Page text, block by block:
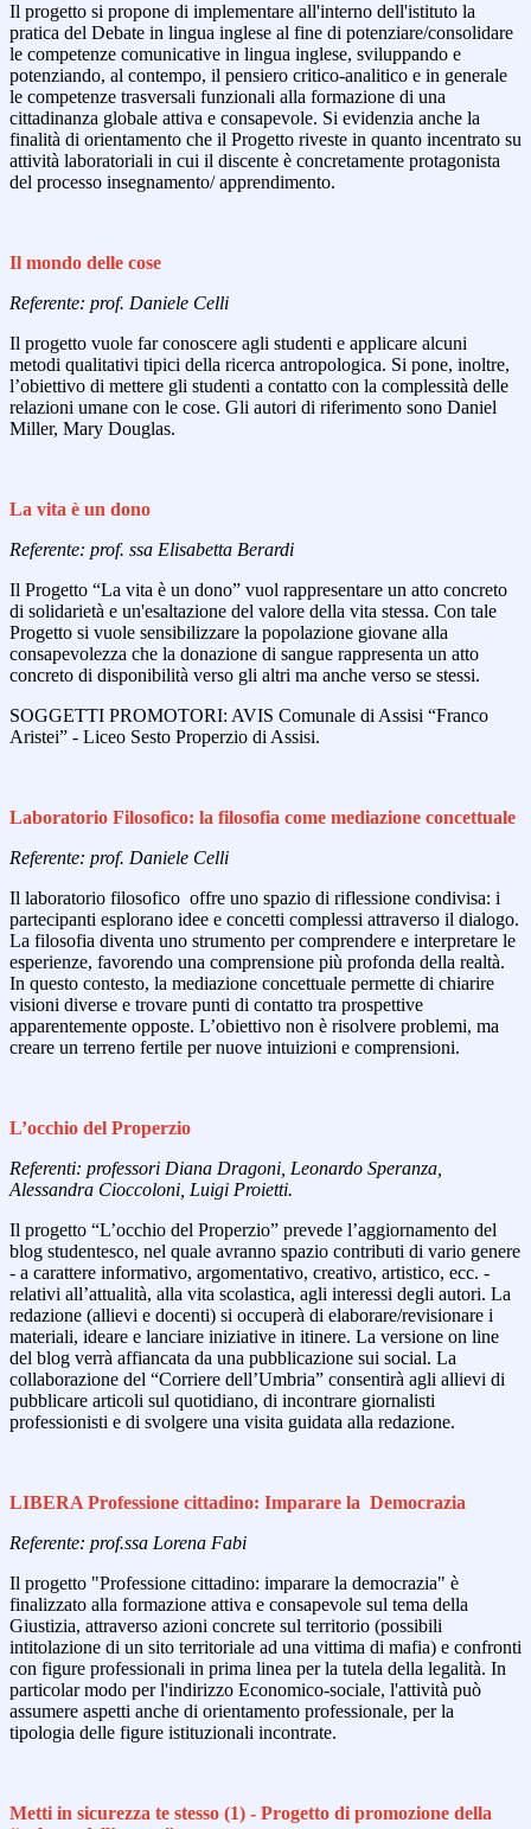
Il progetto si propone di implementare all'interno dell'istituto la
pratica del Debate in lingua inglese al fine di potenziare/consolidare
le competenze comunicative in lingua inglese, sviluppando e
potenziando, al contempo, il pensiero critico-analitico e in generale
le competenze trasversali funzionali alla formazione di una
cittadinanza globale attiva e consapevole. Si evidenzia anche la
finalità di orientamento che il Progetto riveste in quanto incentrato su
attività laboratoriali in cui il discente è concretamente protagonista
del processo insegnamento/ apprendimento.
Il mondo delle cose
Referente: prof. Daniele Celli
Il progetto vuole far conoscere agli studenti e applicare alcuni
metodi qualitativi tipici della ricerca antropologica. Si pone, inoltre,
l’obiettivo di mettere gli studenti a contatto con la complessità delle
relazioni umane con le cose. Gli autori di riferimento sono Daniel
Miller, Mary Douglas.
La vita è un dono
Referente: prof. ssa Elisabetta Berardi
Il Progetto “La vita è un dono” vuol rappresentare un atto concreto
di solidarietà e un'esaltazione del valore della vita stessa. Con tale
Progetto si vuole sensibilizzare la popolazione giovane alla
consapevolezza che la donazione di sangue rappresenta un atto
concreto di disponibilità verso gli altri ma anche verso se stessi.
SOGGETTI PROMOTORI: AVIS Comunale di Assisi “Franco
Aristei” - Liceo Sesto Properzio di Assisi.
Laboratorio Filosofico: la filosofia come mediazione concettuale
Referente: prof. Daniele Celli
Il laboratorio filosofico offre uno spazio di riflessione condivisa: i
partecipanti esplorano idee e concetti complessi attraverso il dialogo.
La filosofia diventa uno strumento per comprendere e interpretare le
esperienze, favorendo una comprensione più profonda della realtà.
In questo contesto, la mediazione concettuale permette di chiarire
visioni diverse e trovare punti di contatto tra prospettive
apparentemente opposte. L’obiettivo non è risolvere problemi, ma
creare un terreno fertile per nuove intuizioni e comprensioni.
L’occhio del Properzio
Referenti: professori Diana Dragoni, Leonardo Speranza,
Alessandra Cioccoloni, Luigi Proietti.
Il progetto “L’occhio del Properzio” prevede l’aggiornamento del
blog studentesco, nel quale avranno spazio contributi di vario genere
- a carattere informativo, argomentativo, creativo, artistico, ecc. -
relativi all’attualità, alla vita scolastica, agli interessi degli autori. La
redazione (allievi e docenti) si occuperà di elaborare/revisionare i
materiali, ideare e lanciare iniziative in itinere. La versione on line
del blog verrà affiancata da una pubblicazione sui social. La
collaborazione del “Corriere dell’Umbria” consentirà agli allievi di
pubblicare articoli sul quotidiano, di incontrare giornalisti
professionisti e di svolgere una visita guidata alla redazione.
LIBERA Professione cittadino: Imparare la Democrazia
Referente: prof.ssa Lorena Fabi
Il progetto "Professione cittadino: imparare la democrazia" è
finalizzato alla formazione attiva e consapevole sul tema della
Giustizia, attraverso azioni concrete sul territorio (possibili
intitolazione di un sito territoriale ad una vittima di mafia) e confronti
con figure professionali in prima linea per la tutela della legalità. In
particolar modo per l'indirizzo Economico-sociale, l'attività può
assumere aspetti anche di orientamento professionale, per la
tipologia delle figure istituzionali incontrate.
Metti in sicurezza te stesso (1) - Progetto di promozione della